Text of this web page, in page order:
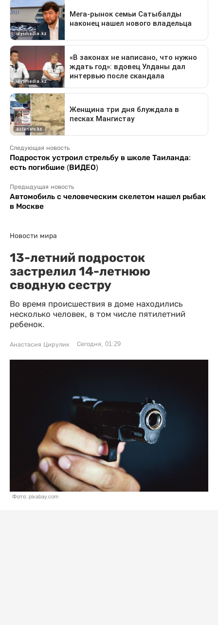
Следующая новость
Подросток устроил стрельбу в школе Таиланда:
есть погибшие (ВИДЕО)
Предыдущая новость
Автомобиль с человеческим скелетом нашел рыбак
в Москве
Новости мира
13-летний подросток
застрелил 14-летнюю
сводную сестру
Во время происшествия в доме находились
несколько человек, в том числе пятилетний
ребенок.
Анастасия Цирулик Сегодня, 01:29
Фото: pixabay.com